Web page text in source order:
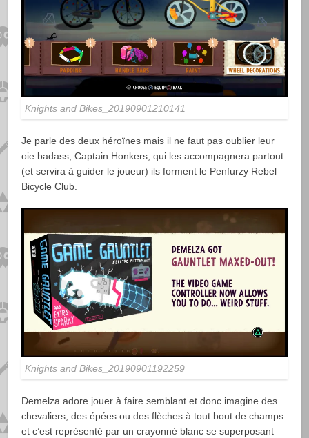
Knights and Bikes_20190901210141
Je parle des deux héroïnes mais il ne faut pas oublier leur
oie badass, Captain Honkers, qui les accompagnera partout
(et servira à guider le joueur) ils forment le Penfurzy Rebel
Bicycle Club.
Knights and Bikes_20190901192259
Demelza adore jouer à faire semblant et donc imagine des
chevaliers, des épées ou des flèches à tout bout de champs
et c’est représenté par un crayonné blanc se superposant